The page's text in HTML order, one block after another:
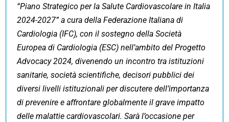
“Piano Strategico per la Salute Cardiovascolare in Italia
2024-2027” a cura della Federazione Italiana di
Cardiologia (IFC), con il sostegno della Società
Europea di Cardiologia (ESC) nell’ambito del Progetto
Advocacy 2024, divenendo un incontro tra istituzioni
sanitarie, società scientifiche, decisori pubblici dei
diversi livelli istituzionali per discutere dell’importanza
di prevenire e affrontare globalmente il grave impatto
delle malattie cardiovascolari. Sarà l’occasione per